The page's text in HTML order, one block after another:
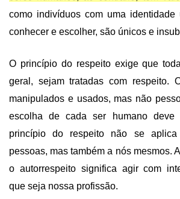
como indivíduos com uma identidade
conhecer e escolher, são únicos e
O princípio do respeito exige que
geral, sejam tratadas com respeito.
manipulados e usados, mas não
escolha de cada ser humano deve
princípio do respeito não se
pessoas, mas também a nós mesmos.
o autorrespeito significa agir com
que seja nossa profissão.